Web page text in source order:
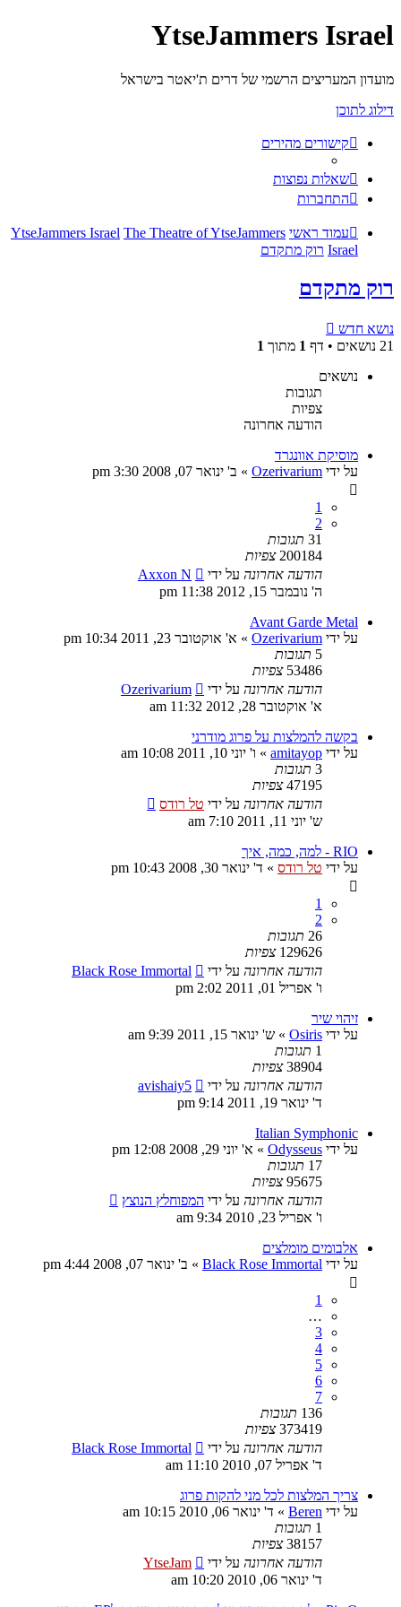
YtseJammers Israel
מועדון המעריצים הרשמי של דרים ת'יאטר בישראל
דילוג לתוכן
קישורים מהירים
שאלות נפוצות
התחברות
עמוד ראשי YtseJammers Israel The Theatre of YtseJammers
Israel רוק מתקדם
רוק מתקדם
נושא חדש
21 נושאים • דף
1 מתוך 1
נושאים
תגובות
צפיות
הודעה אחרונה
מוסיקת אוונגרד
על ידי Ozerivarium
» ב' ינואר 07, 2008 3:30 pm
1
2
31 תגובות
200184 צפיות
הודעה אחרונה על ידי
Axxon N
ה' נובמבר 15, 2012 11:38 pm
Avant Garde Metal
על ידי Ozerivarium
» א' אוקטובר 23, 2011 10:34 pm
5 תגובות
53486 צפיות
הודעה אחרונה על ידי
Ozerivarium
א' אוקטובר 28, 2012 11:32 am
בקשה להמלצות על פרוג מודרני
על ידי amitayop
» ו' יוני 10, 2011 10:08 am
3 תגובות
47195 צפיות
הודעה אחרונה על ידי טל רודס
ש' יוני 11, 2011 7:10 am
RIO - למה, כמה, איך
על ידי טל רודס » ד' ינואר 30, 2008 10:43 pm
1
2
26 תגובות
129626 צפיות
הודעה אחרונה על ידי
Black Rose Immortal
ו' אפריל 01, 2011 2:02 pm
זיהוי שיר
על ידי Osiris
» ש' ינואר 15, 2011 9:39 am
1 תגובות
38904 צפיות
הודעה אחרונה על ידי
avishaiy5
ד' ינואר 19, 2011 9:14 pm
Italian Symphonic
על ידי Odysseus
» א' יוני 29, 2008 12:08 pm
17 תגובות
95675 צפיות
הודעה אחרונה על ידי המפוחלץ הנוצץ
ו' אפריל 23, 2010 9:34 am
אלבומים מומלצים
על ידי Black Rose Immortal
» ב' ינואר 07, 2008 4:44 pm
1
…
3
4
5
6
7
136 תגובות
373419 צפיות
הודעה אחרונה על ידי
Black Rose Immortal
ד' אפריל 07, 2010 11:10 am
צריך המלצות לכל מני להקות פרוג
על ידי Beren
» ד' ינואר 06, 2010 10:15 am
1 תגובות
38157 צפיות
הודעה אחרונה על ידי
YtseJam
ד' ינואר 06, 2010 10:20 am